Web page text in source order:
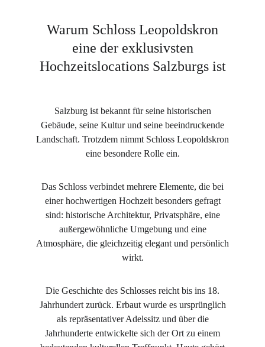
Warum Schloss Leopoldskron
eine der exklusivsten
Hochzeitslocations Salzburgs ist
Salzburg ist bekannt für seine historischen
Gebäude, seine Kultur und seine beeindruckende
Landschaft. Trotzdem nimmt Schloss Leopoldskron
eine besondere Rolle ein.
Das Schloss verbindet mehrere Elemente, die bei
einer hochwertigen Hochzeit besonders gefragt
sind: historische Architektur, Privatsphäre, eine
außergewöhnliche Umgebung und eine
Atmosphäre, die gleichzeitig elegant und persönlich
wirkt.
Die Geschichte des Schlosses reicht bis ins 18.
Jahrhundert zurück. Erbaut wurde es ursprünglich
als repräsentativer Adelssitz und über die
Jahrhunderte entwickelte sich der Ort zu einem